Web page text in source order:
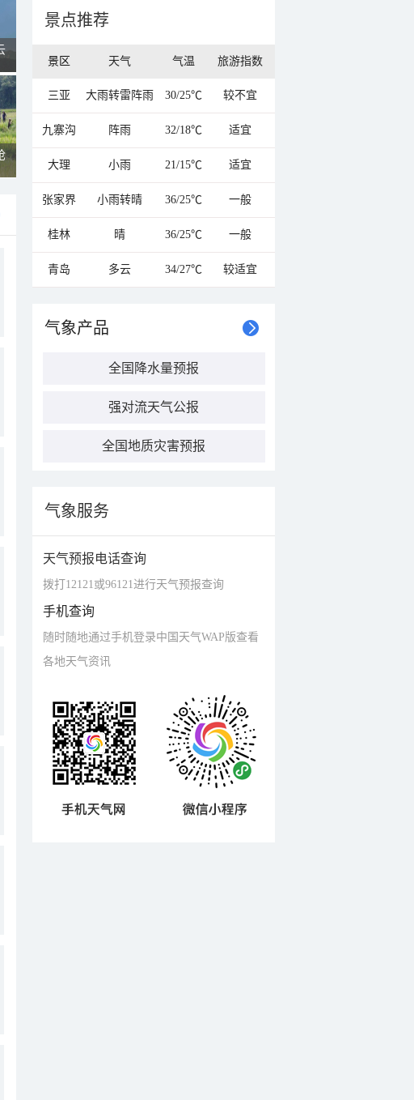
景点推荐
景区 天气 气温 旅游指数
三亚 大雨转雷阵雨 30/25℃ 较不宜
九寨沟 阵雨 32/18℃ 适宜
大理 小雨 21/15℃ 适宜
张家界 小雨转晴 36/25℃ 一般
桂林 晴 36/25℃ 一般
青岛 多云 34/27℃ 较适宜
气象产品
全国降水量预报
强对流天气公报
全国地质灾害预报
气象服务
天气预报电话查询
拨打12121或96121进行天气预报查询
手机查询
随时随地通过手机登录中国天气WAP版查看
各地天气资讯